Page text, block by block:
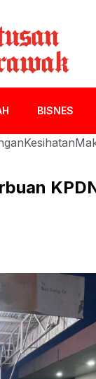
BISNES
Kesihatan